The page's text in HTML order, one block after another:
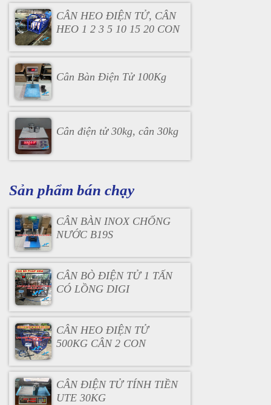
CÂN HEO ĐIỆN TỬ, CÂN
HEO 1 2 3 5 10 15 20 CON
Cân Bàn Điện Tử 100Kg
Cân điện tử 30kg, cân 30kg
Sản phẩm bán chạy
CÂN BÀN INOX CHỐNG
NƯỚC B19S
CÂN BÒ ĐIỆN TỬ 1 TẤN
CÓ LỒNG DIGI
CÂN HEO ĐIỆN TỬ
500KG CÂN 2 CON
CÂN ĐIỆN TỬ TÍNH TIỀN
UTE 30KG